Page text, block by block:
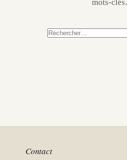
mots-clés.
Rechercher :
Contact